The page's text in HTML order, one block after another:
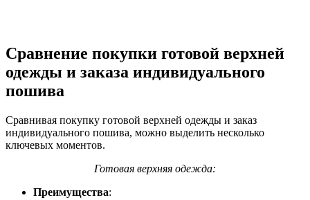
Сравнение покупки готовой верхней
одежды и заказа индивидуального
пошива
Сравнивая покупку готовой верхней одежды и заказ
индивидуального пошива, можно выделить несколько
ключевых моментов.
Готовая верхняя одежда:
Преимущества: